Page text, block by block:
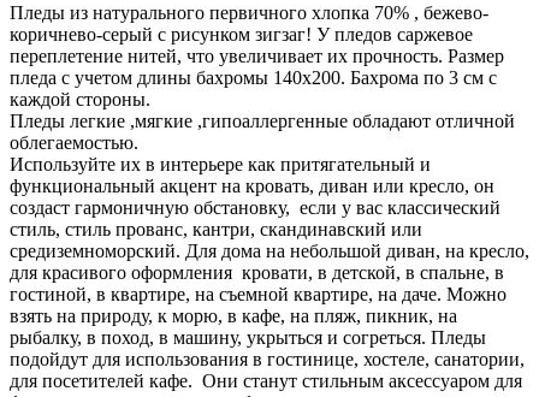
Пледы из натурального первичного хлопка 70% , бежево-
коричнево-серый с рисунком зигзаг! У пледов саржевое
переплетение нитей, что увеличивает их прочность. Размер
пледа с учетом длины бахромы 140х200. Бахрома по 3 см с
каждой стороны.
Пледы легкие ,мягкие ,гипоаллергенные обладают отличной
облегаемостью.
Используйте их в интерьере как притягательный и
функциональный акцент на кровать, диван или кресло, он
создаст гармоничную обстановку, если у вас классический
стиль, стиль прованс, кантри, скандинавский или
средиземноморский. Для дома на небольшой диван, на кресло,
для красивого оформления кровати, в детской, в спальне, в
гостиной, в квартире, на съемной квартире, на даче. Можно
взять на природу, к морю, в кафе, на пляж, пикник, на
рыбалку, в поход, в машину, укрыться и согреться. Пледы
подойдут для использования в гостинице, хостеле, санатории,
для посетителей кафе. Они станут стильным аксессуаром для